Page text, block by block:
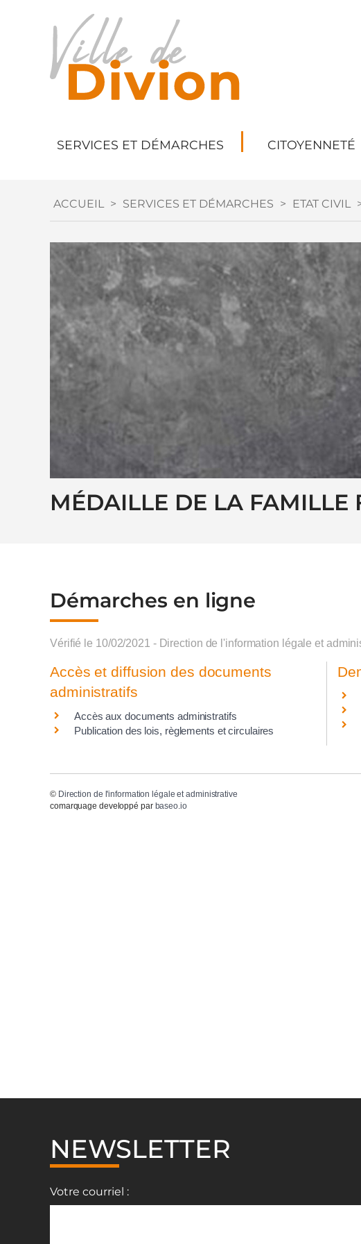
SERVICES ET DÉMARCHES CITOYENNETÉ
ACCUEIL > SERVICES ET DÉMARCHES > ETAT CIVIL
MÉDAILLE DE LA FAMILLE
Démarches en ligne
Vérifié le 10/02/2021 - Direction de l'information légale et
Accès et diffusion des documents
administratifs
Accès aux documents administratifs
Publication des lois, règlements et circulaires
© Direction de l'information légale et administrative
comarquage developpé par baseo.io
NEWSLETTER
Votre courriel :